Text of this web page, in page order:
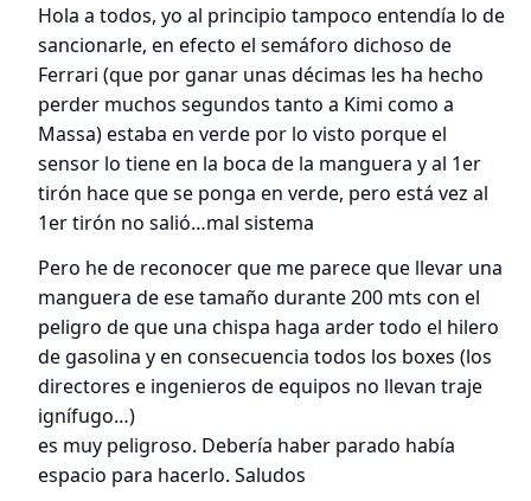
Hola a todos, yo al principio tampoco entendía lo de
sancionarle, en efecto el semáforo dichoso de
Ferrari (que por ganar unas décimas les ha hecho
perder muchos segundos tanto a Kimi como a
Massa) estaba en verde por lo visto porque el
sensor lo tiene en la boca de la manguera y al 1er
tirón hace que se ponga en verde, pero está vez al
1er tirón no salió…mal sistema
Pero he de reconocer que me parece que llevar una
manguera de ese tamaño durante 200 mts con el
peligro de que una chispa haga arder todo el hilero
de gasolina y en consecuencia todos los boxes (los
directores e ingenieros de equipos no llevan traje
ignífugo…)
es muy peligroso. Debería haber parado había
espacio para hacerlo. Saludos